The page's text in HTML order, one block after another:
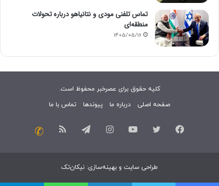
تماس تلفنی مودی و نتانیاهو درباره تحولات
منطقه‌ای
1405/05/16
کلیه حقوق برای عصرخبر محفوظ است.
صفحه اصلی
درباره ما پیوندها تماس با ما
فیسبوک توییتر یوتیوب اینستاگرامتلگرام خوراک
طراحی سایت و بهینه‌سازی: نیکان‌تک